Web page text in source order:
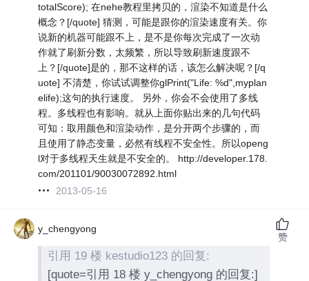
totalScore); 在nehe教程里拷贝的，渲染不知道是什么
概念？[/quote] 猜测，可能是跟你的渲染速度有关。你
说新的机器可能跟不上，是不是你每次完成了一次动
作就了刷新分数，太频繁，所以导致刷新速度跟不
上？[/quote]是的，那不这样的话，该怎么解决呢？[/q
uote] 不清楚，你试试调整你glPrint("Life: %d",myplan
elife);这句的执行速度。 另外，你会不会使用了多线
程。多线程也有影响。就从上面你贴出来的几句代码
可知：取用颜色和渲染动作，是分开两个步骤的，而
且使用了静态变量，必然有线程不安全性。所以openg
l对于多线程天生就是不安全的。 http://developer.178.
com/201101/90030072892.html
2013-05-16
y_chengyong
引用 19 楼 kestudio123 的回复:
[quote=引用 18 楼 y_chengyong 的回复:]
赞